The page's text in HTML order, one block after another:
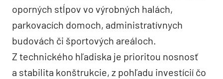
oporných stĺpov vo výrobných halách,
parkovacích domoch, administratívnych
budovách či športových areáloch.
Z technického hľadiska je prioritou nosnosť
a stabilita konštrukcie, z pohľadu investícií čo